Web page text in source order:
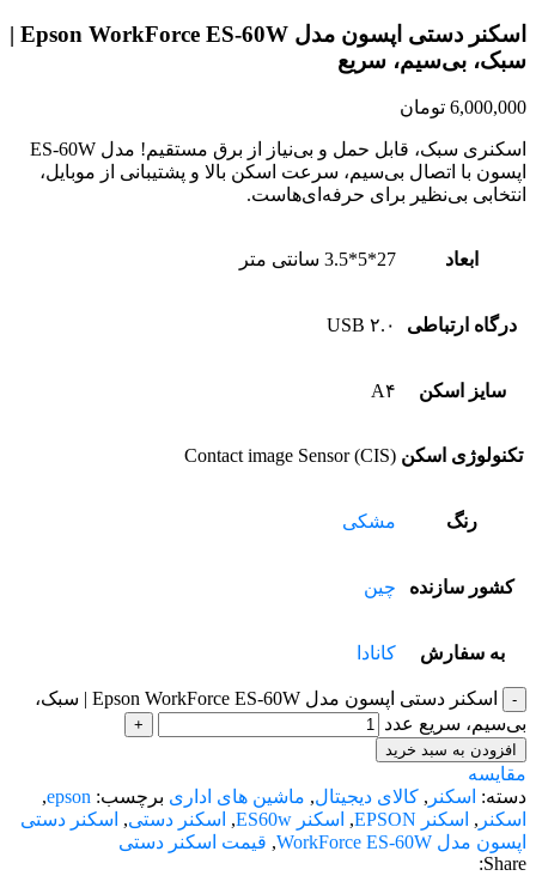
اسکنر دستی اپسون مدل Epson WorkForce ES-60W |
سبک، بی‌سیم، سریع
6,000,000 تومان
اسکنری سبک، قابل حمل و بی‌نیاز از برق مستقیم! مدل ES-60W
اپسون با اتصال بی‌سیم، سرعت اسکن بالا و پشتیبانی از موبایل،
انتخابی بی‌نظیر برای حرفه‌ای‌هاست.
ابعاد 27*5*3.5 سانتی متر
درگاه ارتباطی USB ۲.۰
سایز اسکن A۴
تکنولوژی اسکن (Contact image Sensor (CIS
رنگ مشکی
کشور سازنده چین
به سفارش کانادا
اسکنر دستی اپسون مدل Epson WorkForce ES-60W | سبک،
بی‌سیم، سریع عدد
افزودن به سبد خرید
مقایسه
دسته: اسکنر , کالای دیجیتال, ماشین های اداری برچسب: epson
,
اسکنر , اسکنر EPSON , اسکنر ES60w , اسکنر دستی, اسکنر دستی
اپسون مدل WorkForce ES-60W
, قیمت اسکنر دستی
Share: